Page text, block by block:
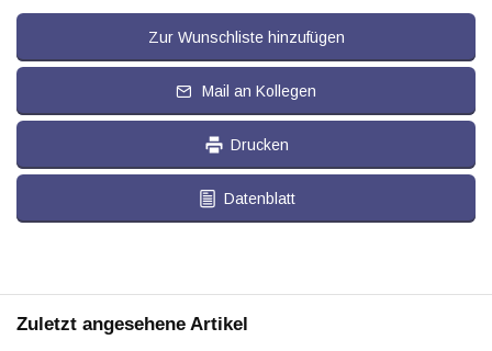
Zur Wunschliste hinzufügen
Mail an Kollegen
Drucken
Datenblatt
Zuletzt angesehene Artikel